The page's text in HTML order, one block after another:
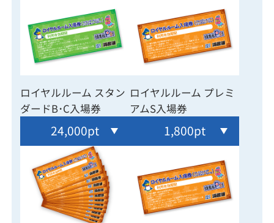
ロイヤルルーム スタン
ダードB･C入場券
ロイヤルルーム プレミ
アムS入場券
24,000pt 1,800pt